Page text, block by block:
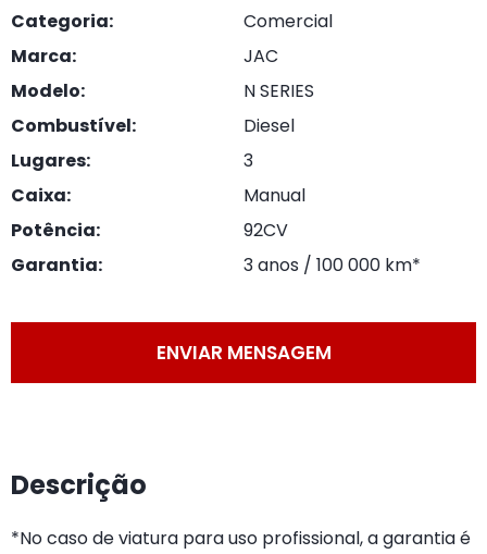
Categoria:
Comercial
Marca:
JAC
Modelo:
N SERIES
Combustível:
Diesel
Lugares:
3
Caixa:
Manual
Potência:
92CV
Garantia:
3 anos / 100 000 km*
ENVIAR MENSAGEM
Descrição
*No caso de viatura para uso profissional, a garantia é